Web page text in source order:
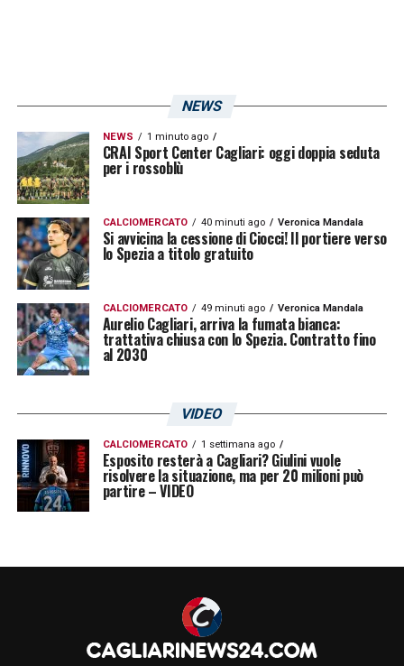
NEWS
NEWS 1 minuto ago
CRAI Sport Center Cagliari: oggi doppia seduta
per i rossoblù
CALCIOMERCATO 40 minuti ago Veronica Mandala
Si avvicina la cessione di Ciocci! Il portiere verso
lo Spezia a titolo gratuito
CALCIOMERCATO 49 minuti ago Veronica Mandala
Aurelio Cagliari, arriva la fumata bianca:
trattativa chiusa con lo Spezia. Contratto fino
al 2030
VIDEO
CALCIOMERCATO 1 settimana ago
Esposito resterà a Cagliari? Giulini vuole
risolvere la situazione, ma per 20 milioni può
partire – VIDEO